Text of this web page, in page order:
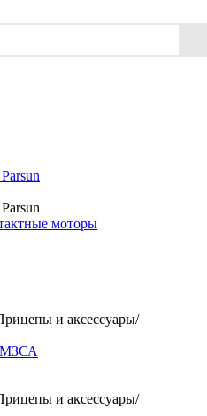
моторы
и аксессуары/
и аксессуары/